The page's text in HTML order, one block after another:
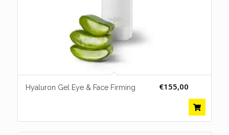
Hyaluron Gel Eye & Face Firming €155,00